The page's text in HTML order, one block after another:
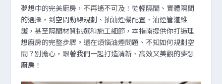
夢想中的完美廚房，不再遙不可及！從輕隔間、實體隔間
的選擇，到空間動線規劃、抽油煙機配置、油煙管道維
護，甚至隔間材質挑選和施工細節，本指南提供你打造理
想廚房的完整步驟。還在煩惱油煙問題、不知如何規劃空
間？別擔心，跟著我們一起打造清新、高效又美觀的夢想
廚房！